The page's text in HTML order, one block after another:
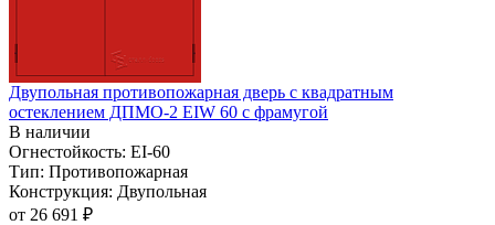
Двупольная противопожарная дверь с квадратным
остеклением ДПМО-2 EIW 60 с фрамугой
В наличии
Огнестойкость: EI-60
Тип: Противопожарная
Конструкция: Двупольная
от 26 691 ₽